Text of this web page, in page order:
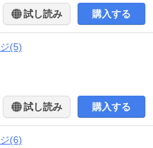
試し読み 購入する
(5)
試し読み 購入する
(6)